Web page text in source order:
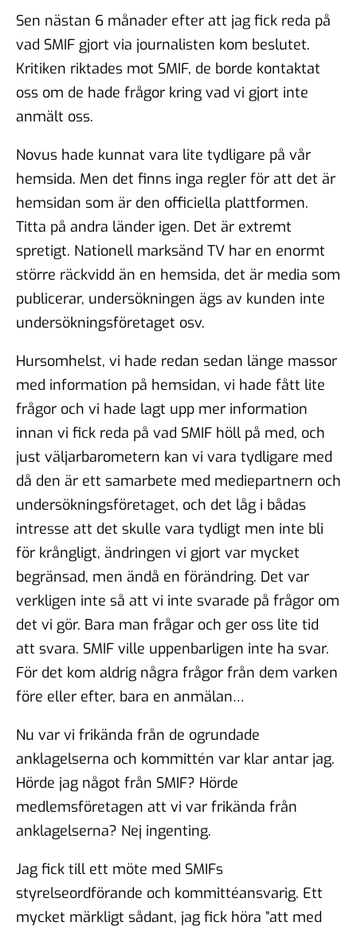
Sen nästan 6 månader efter att jag fick reda på
vad SMIF gjort via journalisten kom beslutet.
Kritiken riktades mot SMIF, de borde kontaktat
oss om de hade frågor kring vad vi gjort inte
anmält oss.
Novus hade kunnat vara lite tydligare på vår
hemsida. Men det finns inga regler för att det är
hemsidan som är den officiella plattformen.
Titta på andra länder igen. Det är extremt
spretigt. Nationell marksänd TV har en enormt
större räckvidd än en hemsida, det är media som
publicerar, undersökningen ägs av kunden inte
undersökningsföretaget osv.
Hursomhelst, vi hade redan sedan länge massor
med information på hemsidan, vi hade fått lite
frågor och vi hade lagt upp mer information
innan vi fick reda på vad SMIF höll på med, och
just väljarbarometern kan vi vara tydligare med
då den är ett samarbete med mediepartnern och
undersökningsföretaget, och det låg i bådas
intresse att det skulle vara tydligt men inte bli
för krångligt, ändringen vi gjort var mycket
begränsad, men ändå en förändring. Det var
verkligen inte så att vi inte svarade på frågor om
det vi gör. Bara man frågar och ger oss lite tid
att svara. SMIF ville uppenbarligen inte ha svar.
För det kom aldrig några frågor från dem varken
före eller efter, bara en anmälan…
Nu var vi frikända från de ogrundade
anklagelserna och kommittén var klar antar jag.
Hörde jag något från SMIF? Hörde
medlemsföretagen att vi var frikända från
anklagelserna? Nej ingenting.
Jag fick till ett möte med SMIFs
styrelseordförande och kommittéansvarig. Ett
mycket märkligt sådant, jag fick höra ”att med